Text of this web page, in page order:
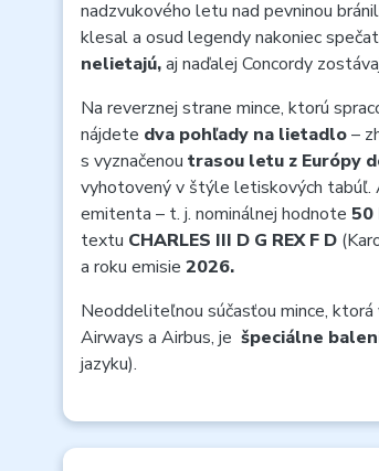
nadzvukového letu nad pevninou
klesal a osud legendy nakoniec
nelietajú,aj naďalej Concordy
Na reverznej strane mince, ktorú
nájdete dva pohľady na lietadlo–
s vyznačenou trasou letu z Európy
vyhotovený v štýle letiskových
emitenta – t. j. nominálnej hodnote 50
textu CHARLES III D G REX F D
a roku emisie 2026.
Neoddeliteľnou súčasťou mince,
Airways a Airbus, je špeciálne
jazyku).